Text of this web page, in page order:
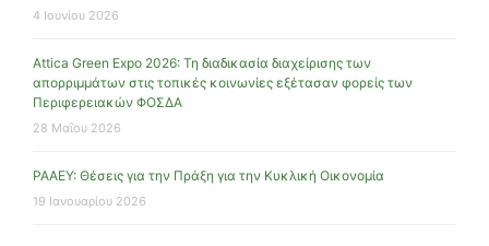
4 Ιουνίου 2026
Attica Green Expo 2026: Τη διαδικασία διαχείρισης των
απορριμμάτων στις τοπικές κοινωνίες εξέτασαν φορείς των
Περιφερειακών ΦΟΣΔΑ
28 Μαΐου 2026
ΡΑΑΕΥ: Θέσεις για την Πράξη για την Κυκλική Οικονομία
19 Ιανουαρίου 2026